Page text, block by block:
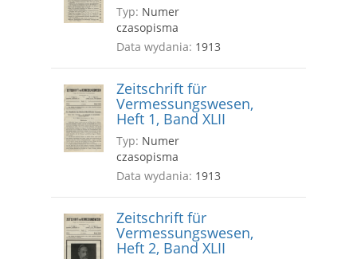
Typ: Numer
czasopisma
Data wydania: 1913
Zeitschrift für
Vermessungswesen,
Heft 1, Band XLII
Typ: Numer
czasopisma
Data wydania: 1913
Zeitschrift für
Vermessungswesen,
Heft 2, Band XLII